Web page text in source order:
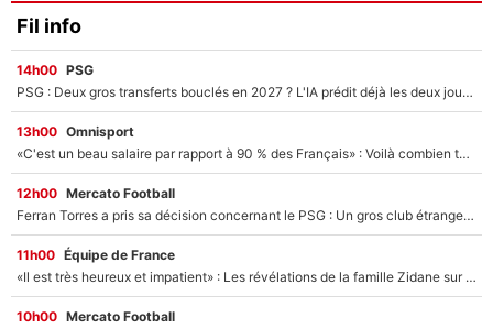
Fil info
14h00 PSG
PSG : Deux gros transferts bouclés en 2027 ? L'IA prédit déjà les deux joueurs qui pourraient rejoindre Luis Enrique !
13h00 Omnisport
«C'est un beau salaire par rapport à 90 % des Français» : Voilà combien touchait Nelson Monfort sur France Télévisions avant de rejoindre CNews
12h00 Mercato Football
Ferran Torres a pris sa décision concernant le PSG : Un gros club étranger prêt à relancer le feuilleton pour la signature du champion du monde 2026 !
11h00 Équipe de France
«Il est très heureux et impatient» : Les révélations de la famille Zidane sur sa prise de pouvoir en équipe de France !
10h00 Mercato Football